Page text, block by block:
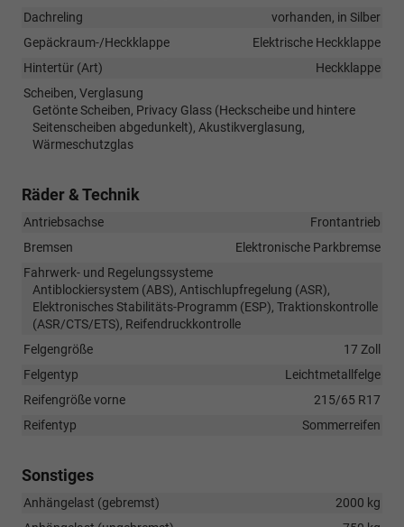
Dachreling
vorhanden, in Silber
Gepäckraum-/Heckklappe
Elektrische Heckklappe
Hintertür (Art)
Heckklappe
Scheiben, Verglasung
Getönte Scheiben, Privacy Glass (Heckscheibe und hintere
Seitenscheiben abgedunkelt), Akustikverglasung,
Wärmeschutzglas
Räder & Technik
Antriebsachse
Frontantrieb
Bremsen
Elektronische Parkbremse
Fahrwerk- und Regelungssysteme
Antiblockiersystem (ABS), Antischlupfregelung (ASR),
Elektronisches Stabilitäts-Programm (ESP), Traktionskontrolle
(ASR/CTS/ETS), Reifendruckkontrolle
Felgengröße
17 Zoll
Felgentyp
Leichtmetallfelge
Reifengröße vorne
215/65 R17
Reifentyp
Sommerreifen
Sonstiges
Anhängelast (gebremst)
2000 kg